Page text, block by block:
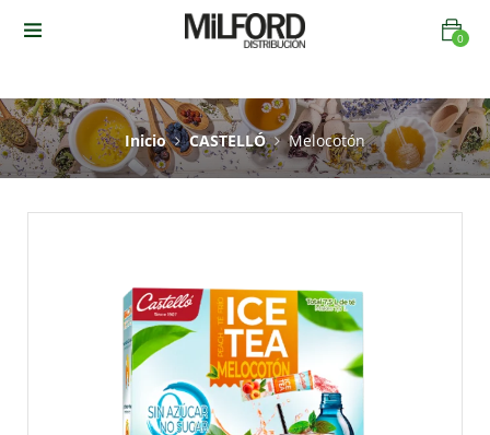
0
Inicio CASTELLÓ Melocotón